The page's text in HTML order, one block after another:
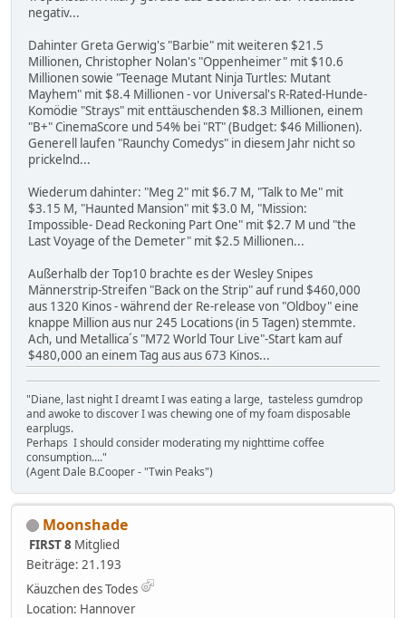
negativ...
Dahinter Greta Gerwig's "Barbie" mit weiteren $21.5
Millionen, Christopher Nolan's "Oppenheimer" mit $10.6
Millionen sowie "Teenage Mutant Ninja Turtles: Mutant
Mayhem" mit $8.4 Millionen - vor Universal's R-Rated-Hunde-
Komödie "Strays" mit enttäuschenden $8.3 Millionen, einem
"B+" CinemaScore und 54% bei "RT" (Budget: $46 Millionen).
Generell laufen "Raunchy Comedys" in diesem Jahr nicht so
prickelnd...
Wiederum dahinter: "Meg 2" mit $6.7 M, "Talk to Me" mit
$3.15 M, "Haunted Mansion" mit $3.0 M, "Mission:
Impossible- Dead Reckoning Part One" mit $2.7 M und "the
Last Voyage of the Demeter" mit $2.5 Millionen...
Außerhalb der Top10 brachte es der Wesley Snipes
Männerstrip-Streifen "Back on the Strip" auf rund $460,000
aus 1320 Kinos - während der Re-release von "Oldboy" eine
knappe Million aus nur 245 Locations (in 5 Tagen) stemmte.
Ach, und Metallica´s "M72 World Tour Live"-Start kam auf
$480,000 an einem Tag aus aus 673 Kinos...
"Diane, last night I dreamt I was eating a large, tasteless gumdrop
and awoke to discover I was chewing one of my foam disposable
earplugs.
Perhaps I should consider moderating my nighttime coffee
consumption...."
(Agent Dale B.Cooper - "Twin Peaks")
Moonshade
FIRST 8 Mitglied
Beiträge: 21.193
Käuzchen des Todes
Location: Hannover